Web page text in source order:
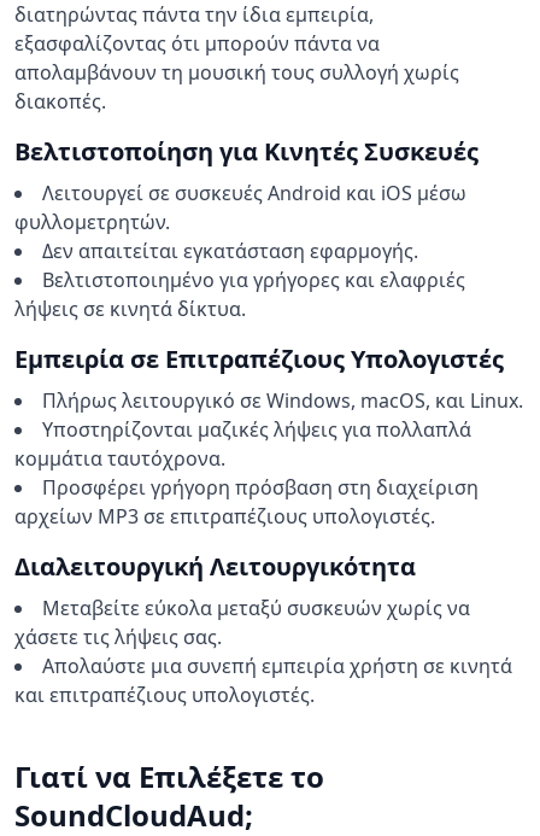
διατηρώντας πάντα την ίδια εμπειρία,
εξασφαλίζοντας ότι μπορούν πάντα να
απολαμβάνουν τη μουσική τους συλλογή χωρίς
διακοπές.
Βελτιστοποίηση για Κινητές Συσκευές
Λειτουργεί σε συσκευές Android και iOS μέσω
φυλλομετρητών.
Δεν απαιτείται εγκατάσταση εφαρμογής.
Βελτιστοποιημένο για γρήγορες και ελαφριές
λήψεις σε κινητά δίκτυα.
Εμπειρία σε Επιτραπέζιους Υπολογιστές
Πλήρως λειτουργικό σε Windows, macOS, και Linux.
Υποστηρίζονται μαζικές λήψεις για πολλαπλά
κομμάτια ταυτόχρονα.
Προσφέρει γρήγορη πρόσβαση στη διαχείριση
αρχείων MP3 σε επιτραπέζιους υπολογιστές.
Διαλειτουργική Λειτουργικότητα
Μεταβείτε εύκολα μεταξύ συσκευών χωρίς να
χάσετε τις λήψεις σας.
Απολαύστε μια συνεπή εμπειρία χρήστη σε κινητά
και επιτραπέζιους υπολογιστές.
Γιατί να Επιλέξετε το
SoundCloudAud;